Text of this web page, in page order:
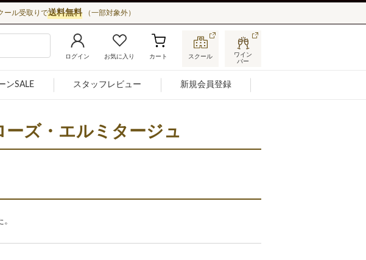
受取りで送料無料 （一部対象外）
ログイン お気に入り カート スクール
ワイン
バー
ンSALE スタッフレビュー 新規会員登録
ーズ・エルミタージュ